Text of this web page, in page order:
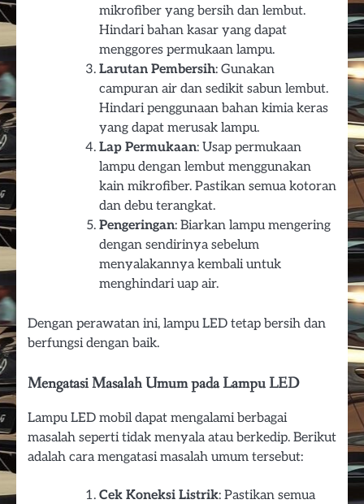
mikrofiber yang bersih dan lembut.
Hindari bahan kasar yang dapat
menggores permukaan lampu.
Larutan Pembersih: Gunakan
campuran air dan sedikit sabun lembut.
Hindari penggunaan bahan kimia keras
yang dapat merusak lampu.
Lap Permukaan: Usap permukaan
lampu dengan lembut menggunakan
kain mikrofiber. Pastikan semua kotoran
dan debu terangkat.
Pengeringan: Biarkan lampu mengering
dengan sendirinya sebelum
menyalakannya kembali untuk
menghindari uap air.
Dengan perawatan ini, lampu LED tetap bersih dan
berfungsi dengan baik.
Mengatasi Masalah Umum pada Lampu LED
Lampu LED mobil dapat mengalami berbagai
masalah seperti tidak menyala atau berkedip. Berikut
adalah cara mengatasi masalah umum tersebut:
Cek Koneksi Listrik: Pastikan semua